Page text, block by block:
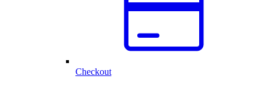
Checkout